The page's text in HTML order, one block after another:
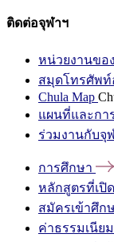
ติดต่อจุฬาฯ
หน่วยงานขอ
สมุดโทรศัพ
Chula Map
แผนที่และกา
ร่วมงานกับจุ
การศึกษา
หลักสูตรที่เปิ
สมัครเข้าศึก
ค่าธรรมเนีย